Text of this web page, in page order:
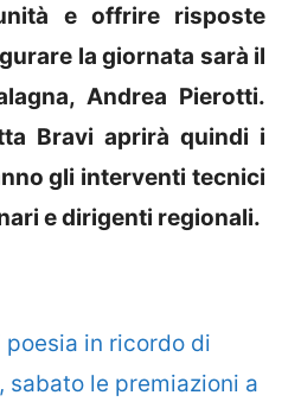
e offrire risposte
la giornata sarà il
Andrea Pierotti.
Bravi aprirà quindi i
gli interventi tecnici
e dirigenti regionali.
poesia in ricordo di
sabato le premiazioni a